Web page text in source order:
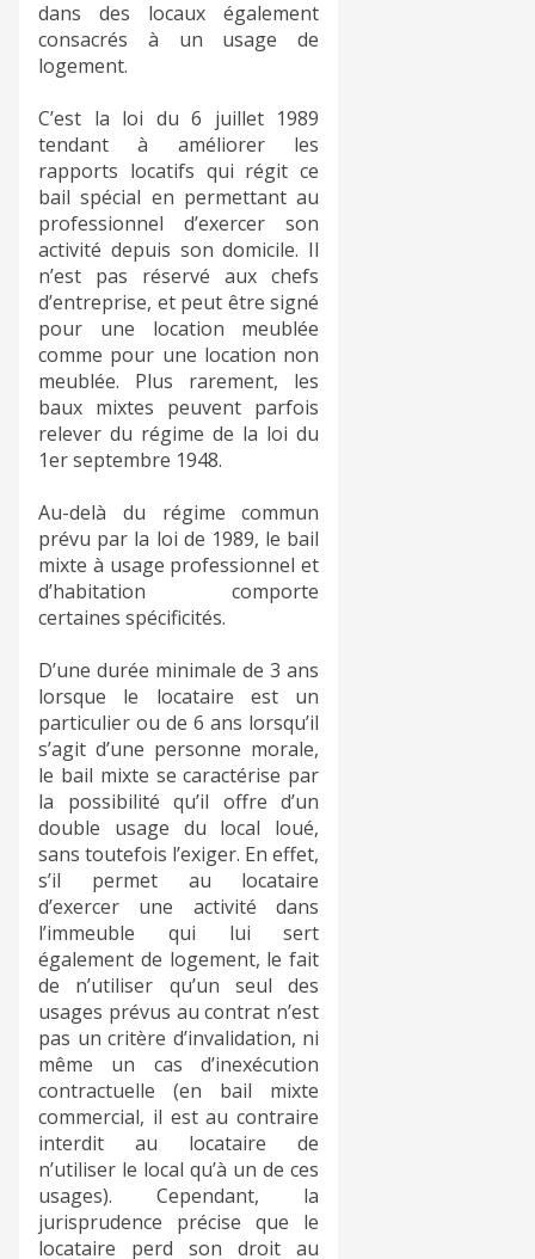
dans des locaux également
consacrés à un usage de
logement.
C’est la loi du 6 juillet 1989
tendant à améliorer les
rapports locatifs qui régit ce
bail spécial en permettant au
professionnel d’exercer son
activité depuis son domicile. Il
n’est pas réservé aux chefs
d’entreprise, et peut être signé
pour une location meublée
comme pour une location non
meublée. Plus rarement, les
baux mixtes peuvent parfois
relever du régime de la loi du
1er septembre 1948.
Au-delà du régime commun
prévu par la loi de 1989, le bail
mixte à usage professionnel et
d’habitation comporte
certaines spécificités.
D’une durée minimale de 3 ans
lorsque le locataire est un
particulier ou de 6 ans lorsqu’il
s’agit d’une personne morale,
le bail mixte se caractérise par
la possibilité qu’il offre d’un
double usage du local loué,
sans toutefois l’exiger. En effet,
s’il permet au locataire
d’exercer une activité dans
l’immeuble qui lui sert
également de logement, le fait
de n’utiliser qu’un seul des
usages prévus au contrat n’est
pas un critère d’invalidation, ni
même un cas d’inexécution
contractuelle (en bail mixte
commercial, il est au contraire
interdit au locataire de
n’utiliser le local qu’à un de ces
usages). Cependant, la
jurisprudence précise que le
locataire perd son droit au